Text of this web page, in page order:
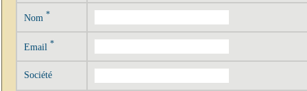
Nom *
Email *
Société